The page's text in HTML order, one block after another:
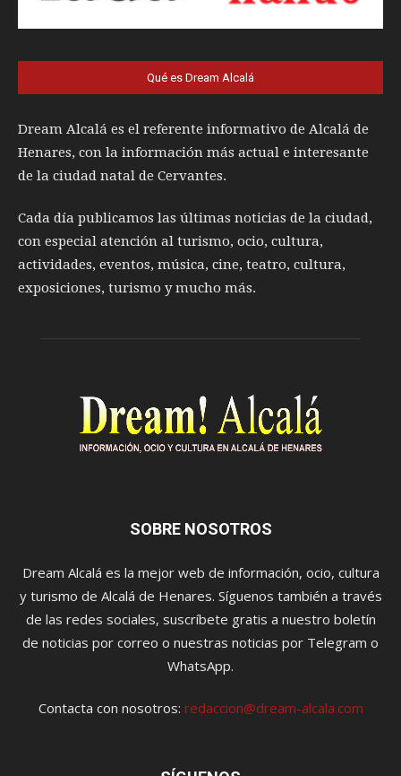
Qué es Dream Alcalá
Dream Alcalá es el referente informativo de Alcalá de
Henares, con la información más actual e interesante
de la ciudad natal de Cervantes.
Cada día publicamos las últimas noticias de la ciudad,
con especial atención al turismo, ocio, cultura,
actividades, eventos, música, cine, teatro, cultura,
exposiciones, turismo y mucho más.
SOBRE NOSOTROS
Dream Alcalá es la mejor web de información, ocio, cultura
y turismo de Alcalá de Henares. Síguenos también a través
de las redes sociales, suscríbete gratis a nuestro boletín
de noticias por correo o nuestras noticias por Telegram o
WhatsApp.
Contacta con nosotros: redaccion@dream-alcala.com